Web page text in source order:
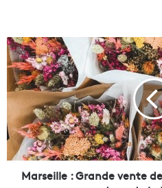
M
a
r
e
l
l
e
Marseille : Grande vente